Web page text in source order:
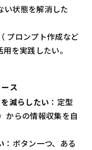
い状態を解消した
プロンプト作成など
を実践したい。
ス
減らしたい ：定型
からの情報収集を自
：ボタン一つ、ある